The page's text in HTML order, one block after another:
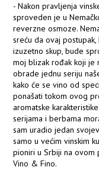
- Nakon pravljenja
sproveden je u
reverzne osmoze.
sreću da ovaj
izuzetno skup, bude
moj blizak rođak koji je
obrade jednu seriju
kako će se vino od
ponašati tokom ovog
aromatske
serijama i berbama
sam uradio jedan
samo u većim vinskim
pioniri u Srbiji na ovom
Vino & Fino.